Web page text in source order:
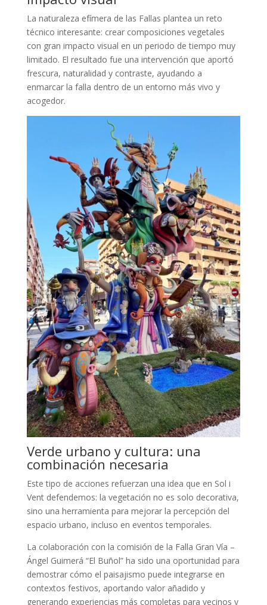
La naturaleza efímera de las Fallas plantea un reto
técnico interesante: crear composiciones vegetales
con gran impacto visual en un periodo de tiempo muy
limitado. El resultado fue una intervención que aportó
frescura, naturalidad y contraste, ayudando a
enmarcar la falla dentro de un entorno más vivo y
acogedor.
Verde urbano y cultura: una
combinación necesaria
Este tipo de acciones refuerzan una idea que en Sol i
Vent defendemos: la vegetación no es solo decorativa,
sino una herramienta para mejorar la percepción del
espacio urbano, incluso en eventos temporales.
La colaboración con la comisión de la Falla Gran Vía –
Ángel Guimerá “El Buñol” ha sido una oportunidad para
demostrar cómo el paisajismo puede integrarse en
contextos festivos, aportando valor añadido y
generando experiencias más completas para vecinos y